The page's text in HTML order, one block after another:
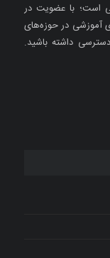
است؛ با عضویت در
از ۵۰۰ مقاله و ویدیوی آموزشی در حوزه‌های
داشته باشید.